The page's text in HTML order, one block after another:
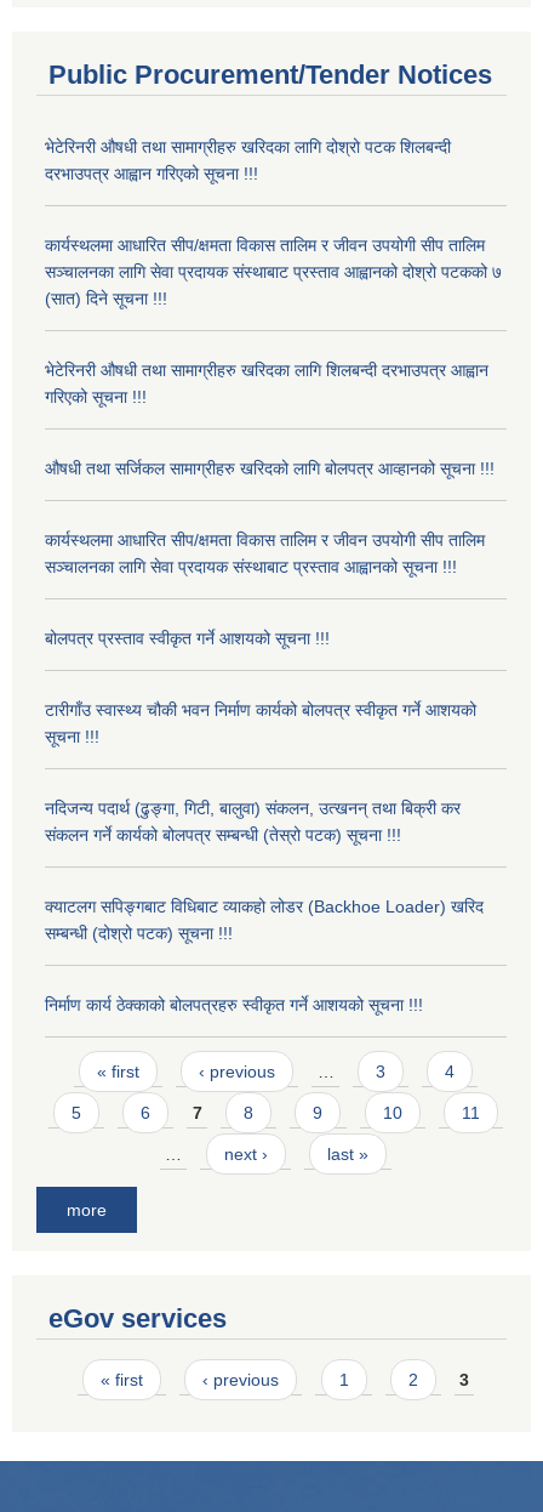
Public Procurement/Tender Notices
भेटेरिनरी औषधी तथा सामाग्रीहरु खरिदका लागि दोश्रो पटक शिलबन्दी
दरभाउपत्र आह्वान गरिएको सूचना !!!
कार्यस्थलमा आधारित सीप/क्षमता विकास तालिम र जीवन उपयोगी सीप तालिम
सञ्चालनका लागि सेवा प्रदायक संस्थाबाट प्रस्ताव आह्वानको दोश्रो पटकको ७
(सात) दिने सूचना !!!
भेटेरिनरी औषधी तथा सामाग्रीहरु खरिदका लागि शिलबन्दी दरभाउपत्र आह्वान
गरिएको सूचना !!!
औषधी तथा सर्जिकल सामाग्रीहरु खरिदको लागि बोलपत्र आव्हानको सूचना !!!
कार्यस्थलमा आधारित सीप/क्षमता विकास तालिम र जीवन उपयोगी सीप तालिम
सञ्चालनका लागि सेवा प्रदायक संस्थाबाट प्रस्ताव आह्वानको सूचना !!!
बोलपत्र प्रस्ताव स्वीकृत गर्ने आशयको सूचना !!!
टारीगाँउ स्वास्थ्य चौकी भवन निर्माण कार्यको बोलपत्र स्वीकृत गर्ने आशयको
सूचना !!!
नदिजन्य पदार्थ (ढुङ्गा, गिटी, बालुवा) संकलन, उत्खनन् तथा बिक्री कर
संकलन गर्ने कार्यको बोलपत्र सम्बन्धी (तेस्रो पटक) सूचना !!!
क्याटलग सपिङ्गबाट विधिबाट व्याकहो लोडर (Backhoe Loader) खरिद
सम्बन्धी (दोश्रो पटक) सूचना !!!
निर्माण कार्य ठेक्काको बोलपत्रहरु स्वीकृत गर्ने आशयको सूचना !!!
Pages
« first ‹ previous 3 4
5 6 7 8 9 10 11
next › last »
more
eGov services
Pages
« first ‹ previous 1 2 3